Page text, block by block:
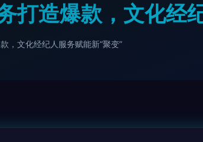
打造爆款，文化经
，文化经纪人服务赋能新“聚变”